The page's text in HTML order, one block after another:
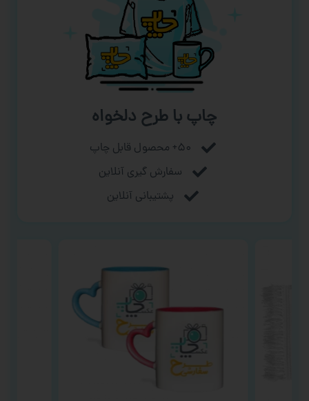
چاپ با طرح دلخواه
۵۰+ محصول قابل چاپ
سفارش گیری آنلاین
پشتیبانی آنلاین